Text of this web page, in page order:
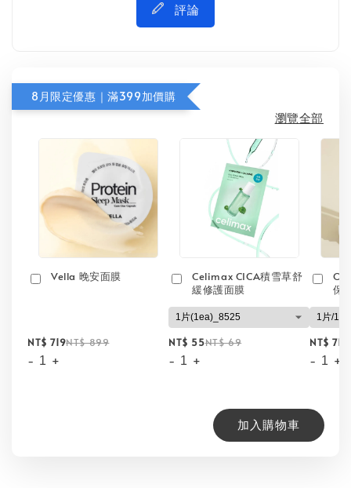
評論
8月限定優惠｜滿399加價購
瀏覽全部
Vella 晚安面膜
NT$ 719NT$ 899
- +
Celimax CICA積雪草舒
緩修護面膜
NT$ 55NT$ 69
- +
保
NT$ 71
- +
加入購物車